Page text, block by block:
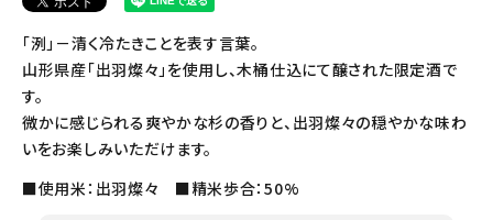
「洌」－清く冷たきことを表す言葉。
山形県産「出羽燦々」を使用し、木桶仕込にて醸された限定酒で
す。
微かに感じられる爽やかな杉の香りと、出羽燦々の穏やかな味わ
いをお楽しみいただけます。
■使用米：出羽燦々 ■精米歩合：50%